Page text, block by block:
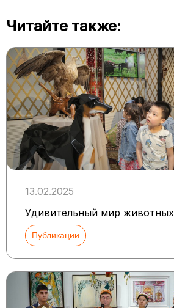
Читайте также:
13.02.2025
Удивительный мир животных
Публикации